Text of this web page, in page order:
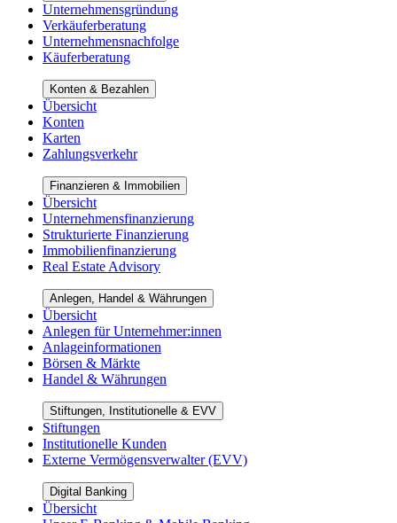
Unternehmensgründung
Verkäuferberatung
Unternehmensnachfolge
Käuferberatung
Konten & Bezahlen
Übersicht
Konten
Karten
Zahlungsverkehr
Finanzieren & Immobilien
Übersicht
Unternehmensfinanzierung
Strukturierte Finanzierung
Immobilienfinanzierung
Real Estate Advisory
Anlegen, Handel & Währungen
Übersicht
Anlegen für Unternehmer:innen
Anlageinformationen
Börsen & Märkte
Handel & Währungen
Stiftungen, Institutionelle & EVV
Stiftungen
Institutionelle Kunden
Externe Vermögensverwalter (EVV)
Digital Banking
Übersicht